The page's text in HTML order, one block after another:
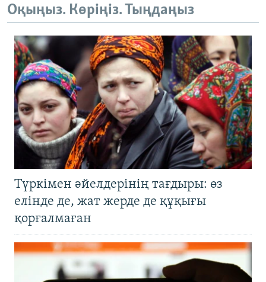
Оқыңыз. Көріңіз. Тыңдаңыз
Түркімен әйелдерінің тағдыры: өз
елінде де, жат жерде де құқығы
қорғалмаған